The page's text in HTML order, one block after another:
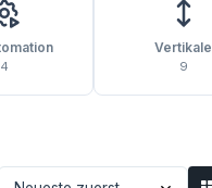
4
Vertikale
9